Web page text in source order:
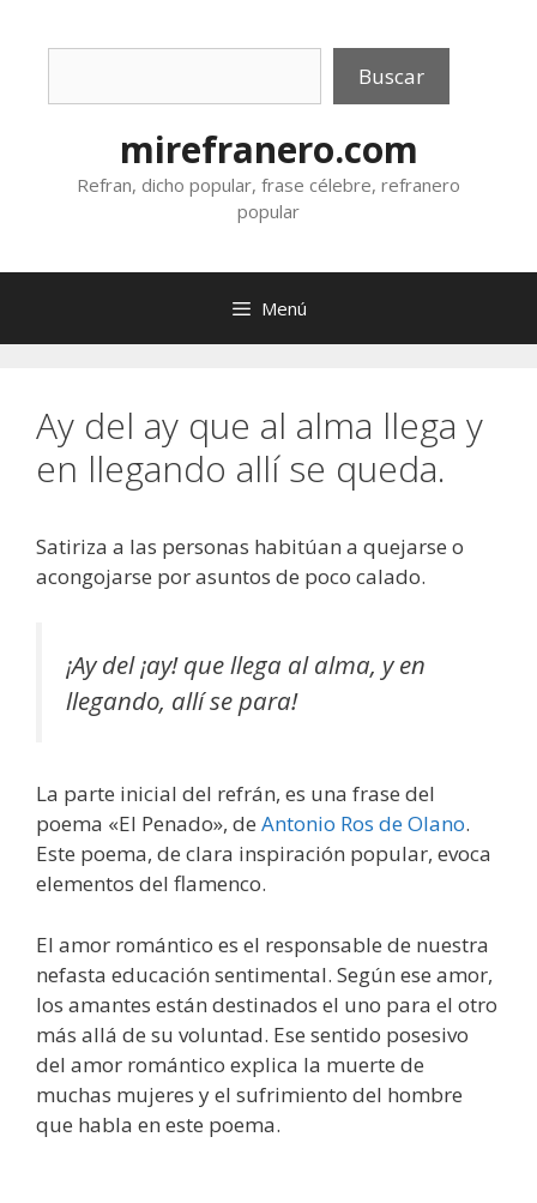
Buscar
mirefranero.com
Refran, dicho popular, frase célebre, refranero
popular
Menú
Ay del ay que al alma llega y
en llegando allí se queda.
Satiriza a las personas habitúan a quejarse o
acongojarse por asuntos de poco calado.
¡Ay del ¡ay! que llega al alma, y en
llegando, allí se para!
La parte inicial del refrán, es una frase del
poema «El Penado», de Antonio Ros de Olano.
Este poema, de clara inspiración popular, evoca
elementos del flamenco.
El amor romántico es el responsable de nuestra
nefasta educación sentimental. Según ese amor,
los amantes están destinados el uno para el otro
más allá de su voluntad. Ese sentido posesivo
del amor romántico explica la muerte de
muchas mujeres y el sufrimiento del hombre
que habla en este poema.